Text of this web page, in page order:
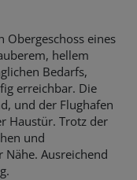
Obergeschoss eines
hellem
Bedarfs,
erreichbar. Die
und der Flughafen
Haustür. Trotz der
und
Ausreichend